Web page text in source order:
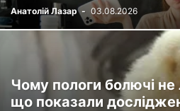
Анатолій Лазар - 03.08.2026
Чому пологи болючі
що показали